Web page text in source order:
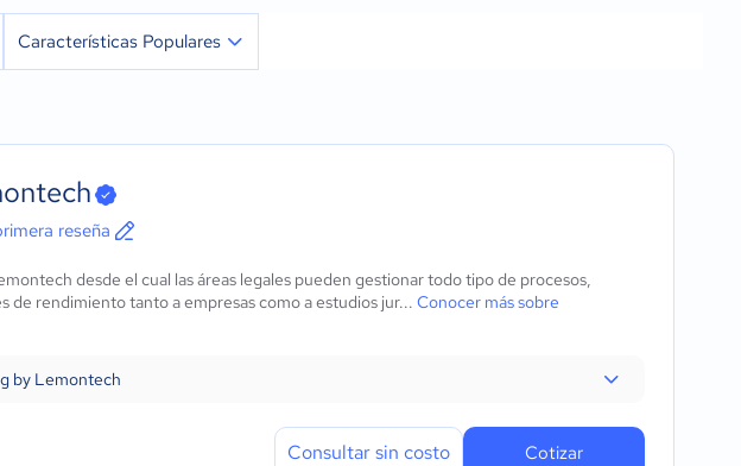
Características Populares
Gestión de Clientes
Gestión de contratos
Gestión de correo electrónico
Gestión de tareas
Notas de caso
CRM
reseña
desde el cual las áreas legales pueden gestionar todo tipo de procesos,
de rendimiento tanto a empresas como a estudios jur... Conocer más sobre
by Lemontech
Consultar sin costo Cotizar